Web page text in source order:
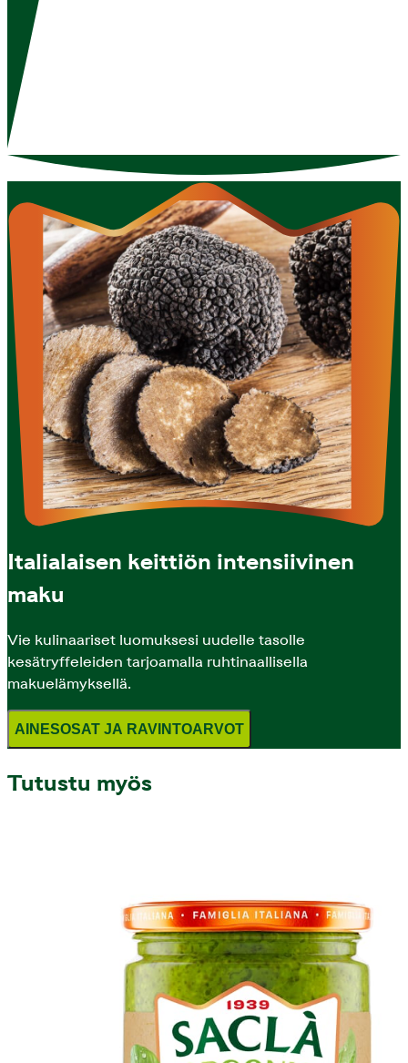
Italialaisen keittiön intensiivinen
maku
Vie kulinaariset luomuksesi uudelle tasolle
kesätryffeleiden tarjoamalla ruhtinaallisella
makuelämyksellä.
AINESOSAT JA RAVINTOARVOT
Tutustu myös